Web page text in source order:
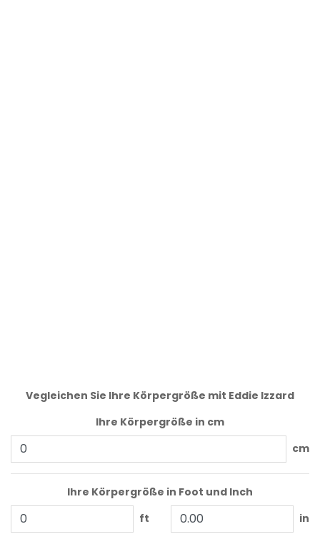
Vegleichen Sie Ihre Körpergröße mit Eddie Izzard
Ihre Körpergröße in cm
cm
Ihre Körpergröße in Foot und Inch
ft
in